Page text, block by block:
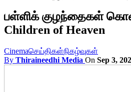
பள்ளிக் குழந்தைகள்
Children of Heaven
Cinemaசெய்திகள்நிகழ்வுகள்
By Thiraineedhi Media On Sep 3,